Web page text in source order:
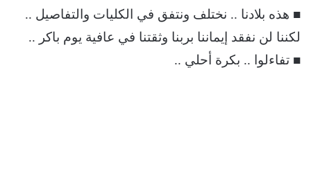
■ هذه بلادنا .. نختلف ونتفق في الكليات والتفاصيل ..
لكننا لن نفقد إيماننا بربنا وثقتنا في عافية يوم باكر ..
■ تفاءلوا .. بكرة أحلي ..